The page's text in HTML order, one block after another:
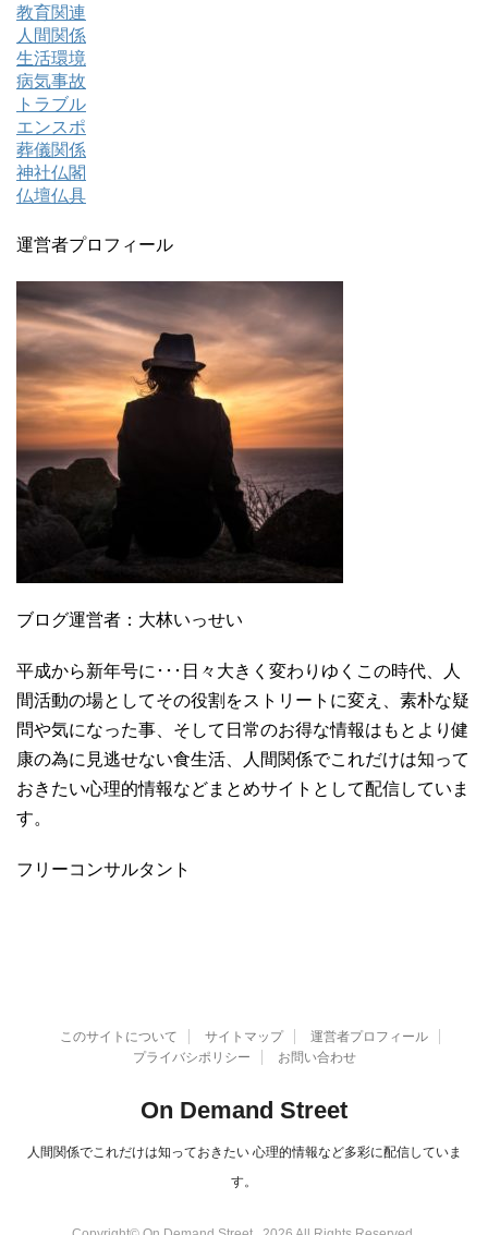
教育関連
人間関係
生活環境
病気事故
トラブル
エンスポ
葬儀関係
神社仏閣
仏壇仏具
運営者プロフィール
ブログ運営者：大林いっせい
平成から新年号に･･･日々大きく変わりゆくこの時代、人
間活動の場としてその役割をストリートに変え、素朴な疑
問や気になった事、そして日常のお得な情報はもとより健
康の為に見逃せない食生活、人間関係でこれだけは知って
おきたい心理的情報などまとめサイトとして配信していま
す。
フリーコンサルタント
このサイトについて サイトマップ
運営者プロフィール
プライバシポリシー
お問い合わせ
On Demand Street
人間関係でこれだけは知っておきたい 心理的情報など多彩に配信していま
す。